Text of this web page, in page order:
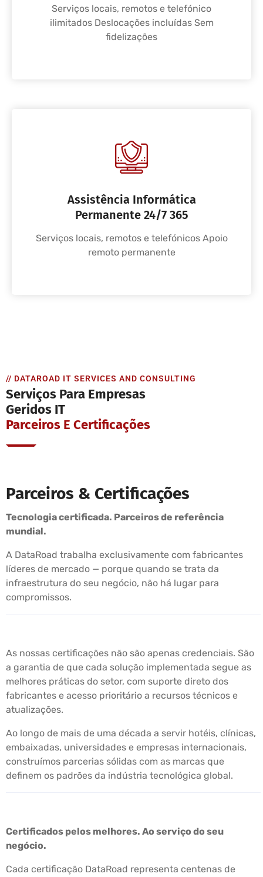
Serviços locais, remotos e telefónico
ilimitados Deslocações incluídas Sem
fidelizações
Assistência Informática
Permanente 24/7 365
Serviços locais, remotos e telefónicos Apoio
remoto permanente
// DATAROAD IT SERVICES AND CONSULTING
Serviços Para Empresas
Geridos IT
Parceiros E Certificações
Parceiros & Certificações
Tecnologia certificada. Parceiros de referência
mundial.
A DataRoad trabalha exclusivamente com fabricantes
líderes de mercado — porque quando se trata da
infraestrutura do seu negócio, não há lugar para
compromissos.
As nossas certificações não são apenas credenciais. São
a garantia de que cada solução implementada segue as
melhores práticas do setor, com suporte direto dos
fabricantes e acesso prioritário a recursos técnicos e
atualizações.
Ao longo de mais de uma década a servir hotéis, clínicas,
embaixadas, universidades e empresas internacionais,
construímos parcerias sólidas com as marcas que
definem os padrões da indústria tecnológica global.
Certificados pelos melhores. Ao serviço do seu
negócio.
Cada certificação DataRoad representa centenas de